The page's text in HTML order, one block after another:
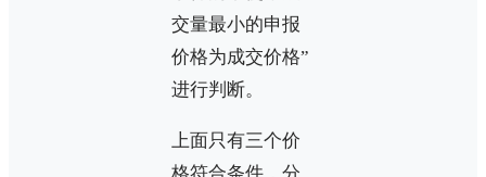
交量最小的申报
价格为成交价格”
进行判断。
上面只有三个价